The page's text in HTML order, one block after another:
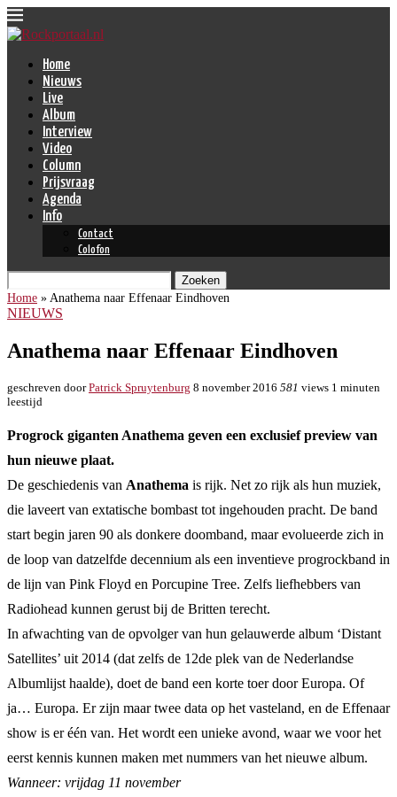
Home
Nieuws
Live
Album
Interview
Video
Column
Prijsvraag
Agenda
Info
Contact
Colofon
Zoeken
Home » Anathema naar Effenaar Eindhoven
NIEUWS
Anathema naar Effenaar Eindhoven
geschreven doorPatrick Spruytenburg 8 november 2016 581 views 1 minuten
leestijd
Progrock giganten Anathema geven een exclusief preview van
hun nieuwe plaat.
De geschiedenis van Anathema is rijk. Net zo rijk als hun muziek,
die laveert van extatische bombast tot ingehouden pracht. De band
start begin jaren 90 als donkere doomband, maar evolueerde zich in
de loop van datzelfde decennium als een inventieve progrockband in
de lijn van Pink Floyd en Porcupine Tree. Zelfs liefhebbers van
Radiohead kunnen gerust bij de Britten terecht.
In afwachting van de opvolger van hun gelauwerde album ‘Distant
Satellites’ uit 2014 (dat zelfs de 12de plek van de Nederlandse
Albumlijst haalde), doet de band een korte toer door Europa. Of
ja… Europa. Er zijn maar twee data op het vasteland, en de Effenaar
show is er één van. Het wordt een unieke avond, waar we voor het
eerst kennis kunnen maken met nummers van het nieuwe album.
Wanneer: vrijdag 11 november